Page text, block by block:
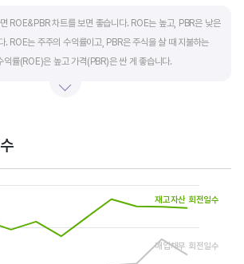
ROE&PBR 차트를 보면 좋습니다. ROE는 높고, PBR은 낮은
. ROE는 주주의 수익률이고, PBR은 주식을 살 때 지불하는
익률(ROE)은 높고 가격(PBR)은 싼 게 좋습니다.
displaying categories.
displaying values, and values.
재고자산 회전일수
매입채무 회전일수